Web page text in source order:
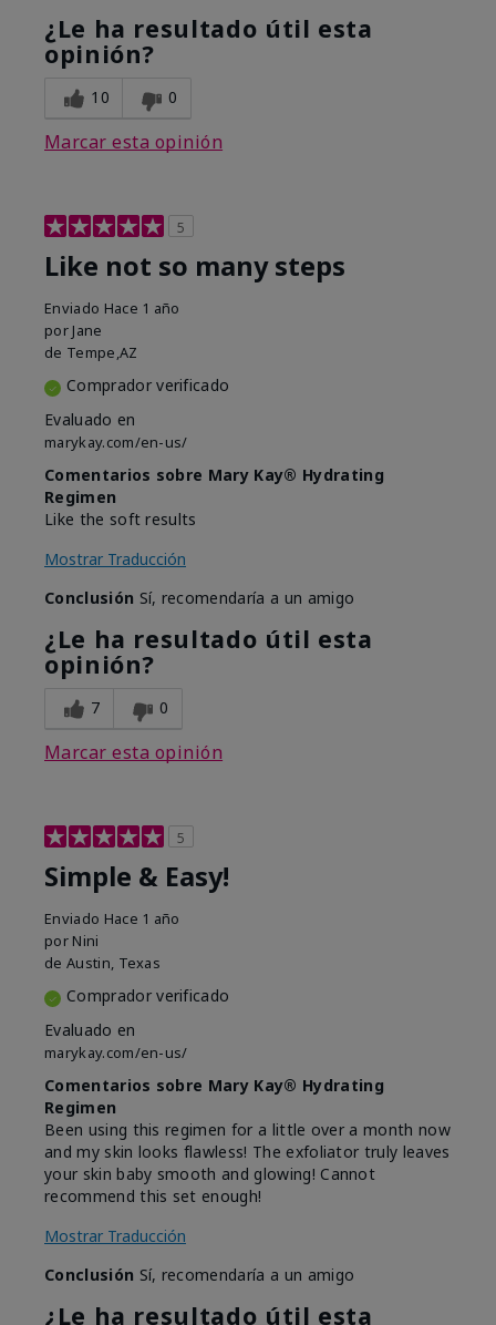
¿Le ha resultado útil esta
opinión?
10 0
Marcar esta opinión
5
Like not so many steps
Enviado Hace 1 año
por Jane
de Tempe,AZ
Comprador verificado
Evaluado en
marykay.com/en-us/
Comentarios sobre Mary Kay® Hydrating
Regimen
Like the soft results
Mostrar Traducción
Conclusión Sí, recomendaría a un amigo
¿Le ha resultado útil esta
opinión?
7 0
Marcar esta opinión
5
Simple & Easy!
Enviado Hace 1 año
por Nini
de Austin, Texas
Comprador verificado
Evaluado en
marykay.com/en-us/
Comentarios sobre Mary Kay® Hydrating
Regimen
Been using this regimen for a little over a month now
and my skin looks flawless! The exfoliator truly leaves
your skin baby smooth and glowing! Cannot
recommend this set enough!
Mostrar Traducción
Conclusión Sí, recomendaría a un amigo
¿Le ha resultado útil esta